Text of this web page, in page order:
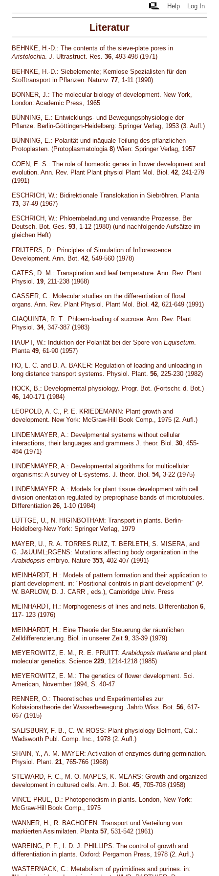
Help Log In
Literatur
BEHNKE, H.-D.: The contents of the sieve-plate pores in
Aristolochia. J. Ultrastruct. Res.36, 493-498 (1971)
BEHNKE, H.-D.: Siebelemente; Kernlose Spezialisten für den
Stofftransport in Pflanzen. Naturw.77 , 1-11 (1990)
BONNER, J.: The molecular biology of development. New York,
London: Academic Press, 1965
BÜNNING, E.: Entwicklungs- und Bewegungsphysiologie der
Pflanze. Berlin-Göttingen-Heidelberg: Springer Verlag, 1953 (3. Aufl.)
BÜNNING, E.: Polarität und inäquale Teilung des pflanzlichen
Protoplasten. (Protoplasmatologia8) Wien: Springer Verlag, 1957
COEN, E. S.: The role of homeotic genes in flower development and
evolution. Ann. Rev. Plant Plant physiol Plant Mol. Biol.42 , 241-279
(1991)
ESCHRICH, W.: Bidirektionale Translokation in Siebröhren. Planta
73, 37-49 (1967)
ESCHRICH, W.: Phloembeladung und verwandte Prozesse. Ber
Deutsch. Bot. Ges.93, 1-12 (1980) (und nachfolgende Aufsätze im
gleichen Heft)
FRIJTERS, D.: Principles of Simulation of Inflorescence
Development. Ann. Bot.42 , 549-560 (1978)
GATES, D. M.: Transpiration and leaf temperature. Ann. Rev. Plant
Physiol.19 , 211-238 (1968)
GASSER, C.: Molecular studies on the differentiation of floral
organs. Ann. Rev. Plant Physiol. Plant Mol. Biol.42, 621-649 (1991)
GIAQUINTA, R. T.: Phloem-loading of sucrose. Ann. Rev. Plant
Physiol.34, 347-387 (1983)
HAUPT, W.: Induktion der Polarität bei der Spore vonEquisetum
Planta49 , 61-90 (1957)
HO, L. C. and D. A. BAKER: Regulation of loading and unloading in
long distance transport systems. Physiol. Plant.56 , 225-230 (1982)
HOCK, B.: Developmental physiology. Progr. Bot. (Fortschr. d. Bot.)
46, 140-171 (1984)
LEOPOLD, A. C., P. E. KRIEDEMANN: Plant growth and
development. New York: McGraw-Hill Book Comp., 1975 (2. Aufl.)
LINDENMAYER, A.: Develpmental systems without cellular
interactions, their languages and grammers J. theor. Biol.30 , 455-
484 (1971)
LINDENMAYER, A.: Developmental algorithms for multicellular
organisms: A survey of L-systems. J. theor. Biol.54, 3-22 (1975)
LINDENMAYER. A.: Models for plant tissue development with cell
division orientation regulated by preprophase bands of microtubules.
Differentiation26, 1-10 (1984)
LÜTTGE, U., N. HIGINBOTHAM: Transport in plants. Berlin-
Heidelberg-New York: Springer Verlag, 1979
MAYER, U., R. A. TORRES RUIZ, T. BERLETH, S. MISERA, and
G. J&UUML;RGENS: Mutations affecting body organization in the
Arabidopsis embryo. Nature353 , 402-407 (1991)
MEINHARDT, H.: Models of pattern formation and their application to
plant development. in: "Positional controls in plant development" (P.
W. BARLOW, D. J. CARR , eds.), Cambridge Univ. Press
MEINHARDT, H.: Morphogenesis of lines and nets. Differentiation6,
117- 123 (1976)
MEINHARDT, H.: Eine Theorie der Steuerung der räumlichen
Zelldifferenzierung. Biol. in unserer Zeit9 , 33-39 (1979)
MEYEROWITZ, E. M., R. E. PRUITT: Arabidopsis thaliana and plant
molecular genetics. Science229 , 1214-1218 (1985)
MEYEROWITZ, E. M.: The genetics of flower development. Sci.
American, November 1994, S. 40-47
RENNER, O.: Theoretisches und Experimentelles zur
Kohäsionstheorie der Wasserbewegung. Jahrb.Wiss. Bot.56, 617-
667 (1915)
SALISBURY, F. B., C. W. ROSS: Plant physiology Belmont, Cal.:
Wadsworth Publ. Comp. Inc., 1978 (2. Aufl.)
SHAIN, Y., A. M. MAYER: Activation of enzymes during germination.
Physiol. Plant.21 , 765-766 (1968)
STEWARD, F. C., M. O. MAPES, K. MEARS: Growth and organized
development in cultured cells. Am. J. Bot.45, 705-708 (1958)
VINCE-PRUE, D.: Photoperiodism in plants. London, New York:
McGraw-Hill Book Comp., 1975
WANNER, H., R. BACHOFEN: Transport und Verteilung von
markierten Assimilaten. Planta57 , 531-542 (1961)
WAREING, P. F., I. D. J. PHILLIPS: The control of growth and
differentiation in plants. Oxford: Pergamon Press, 1978 (2. Aufl.)
WASTERNACK, C.: Metabolism of pyrimidines and purines. in: